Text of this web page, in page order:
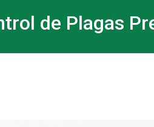
de Plagas